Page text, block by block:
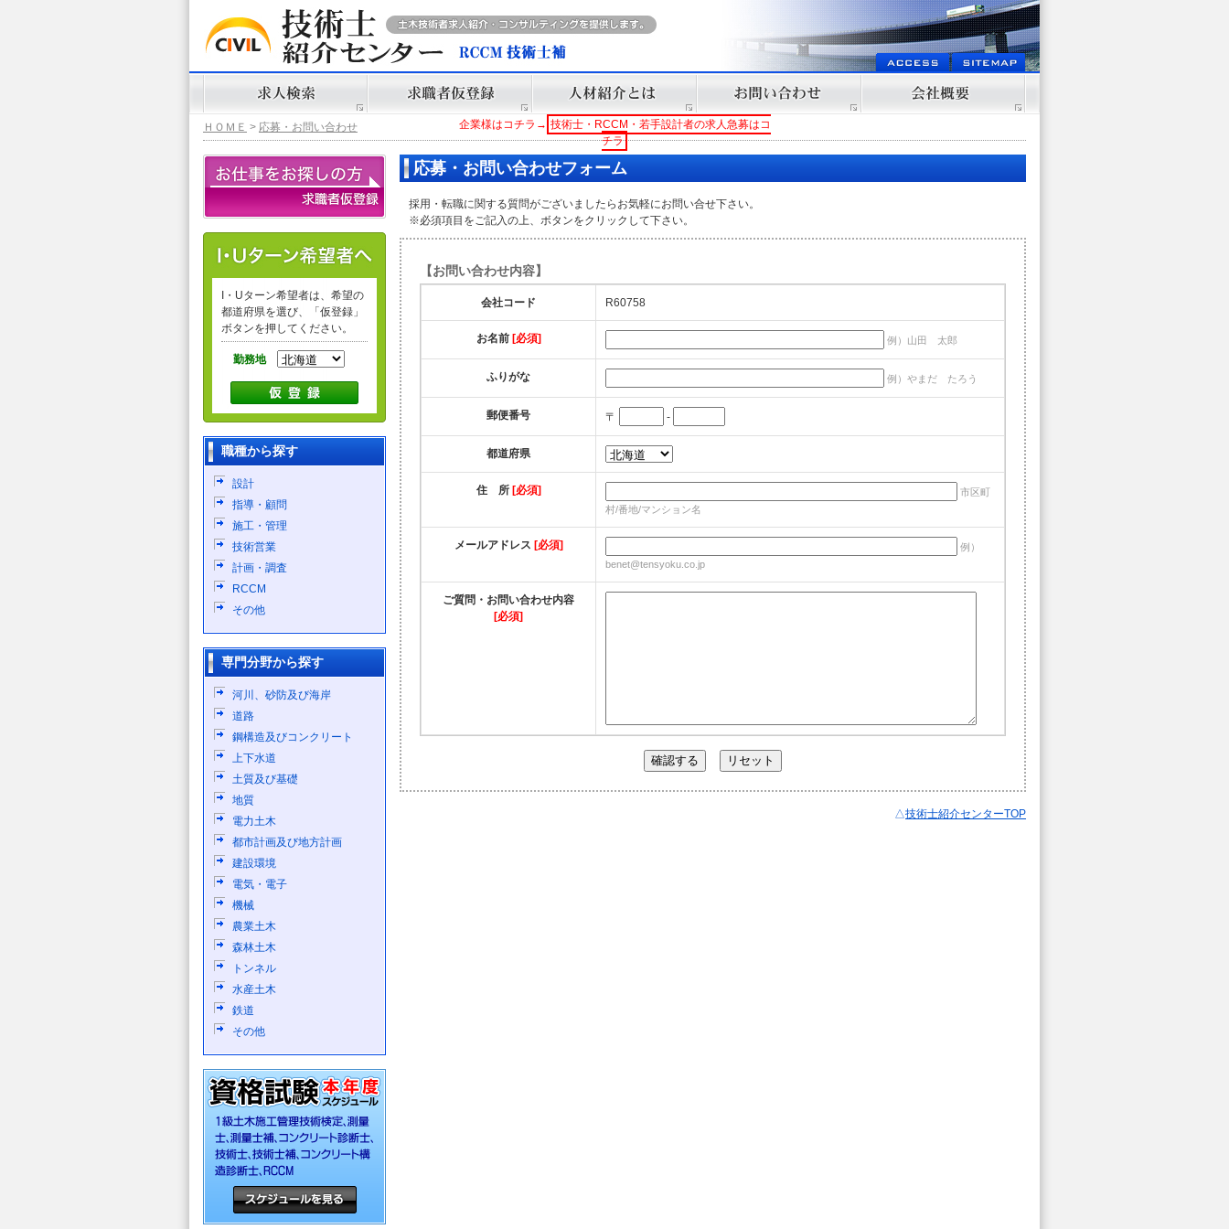
企業様はコチラ→ 技術士・RCCM・若手設計者の求人急募はコ
チラ
ＨＯＭＥ > 応募・お問い合わせ
応募・お問い合わせフォーム
採用・転職に関する質問がございましたらお気軽にお問い合せ下さい。
※必須項目をご記入の上、ボタンをクリックして下さい。
【お問い合わせ内容】
会社コード R60758
お名前 [必須] 例）山田 太郎
ふりがな 例）やまだ たろう
郵便番号 〒 -
都道府県
住 所 [必須]
市区町
村/番地/マンション名
メールアドレス [必須]
例）
benet@tensyoku.co.jp
ご質問・お問い合わせ内容
[必須]
△技術士紹介センターTOP
I・Uターン希望者は、希望の
都道府県を選び、「仮登録」
ボタンを押してください。
勤務地
職種から探す
設計
指導・顧問
施工・管理
技術営業
計画・調査
RCCM
その他
専門分野から探す
河川、砂防及び海岸
道路
鋼構造及びコンクリート
上下水道
土質及び基礎
地質
電力土木
都市計画及び地方計画
建設環境
電気・電子
機械
農業土木
森林土木
トンネル
水産土木
鉄道
その他